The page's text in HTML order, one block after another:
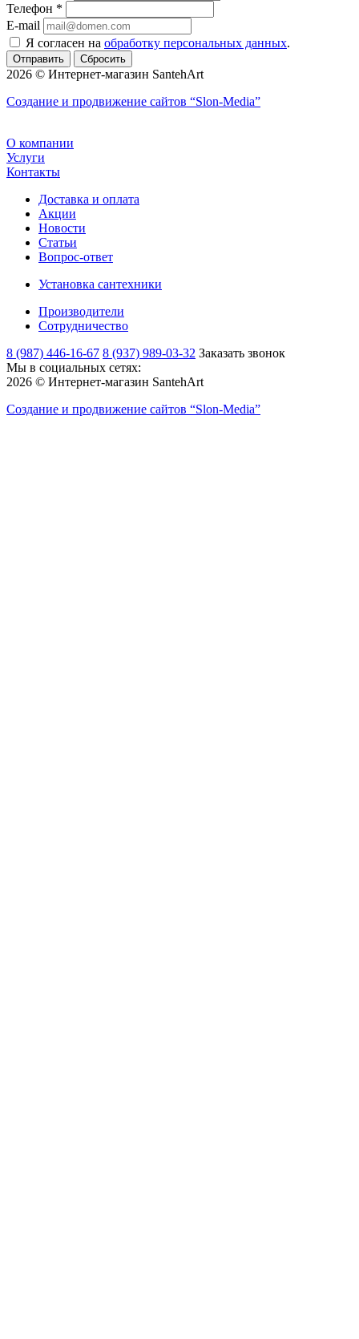
Телефон *
E-mail
Я согласен на обработку персональных данных.
Сбросить
2026 © Интернет-магазин SantehArt
Создание и продвижение сайтов “Slon-Media”
О компании
Услуги
Контакты
Доставка и оплата
Акции
Новости
Статьи
Вопрос-ответ
Установка сантехники
Производители
Сотрудничество
8 (987) 446-16-67 8 (937) 989-03-32 Заказать звонок
Мы в социальных сетях:
2026 © Интернет-магазин SantehArt
Создание и продвижение сайтов “Slon-Media”